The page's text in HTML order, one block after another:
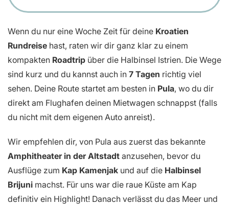
Wenn du nur eine Woche Zeit für deine Kroatien
Rundreise hast, raten wir dir ganz klar zu einem
kompakten Roadtrip über die Halbinsel Istrien. Die Wege
sind kurz und du kannst auch in 7 Tagen richtig viel
sehen. Deine Route startet am besten in Pula, wo du dir
direkt am Flughafen deinen Mietwagen schnappst (falls
du nicht mit dem eigenen Auto anreist).
Wir empfehlen dir, von Pula aus zuerst das bekannte
Amphitheater in der Altstadt anzusehen, bevor du
Ausflüge zum Kap Kamenjak und auf die Halbinsel
Brijuni machst. Für uns war die raue Küste am Kap
definitiv ein Highlight! Danach verlässt du das Meer und